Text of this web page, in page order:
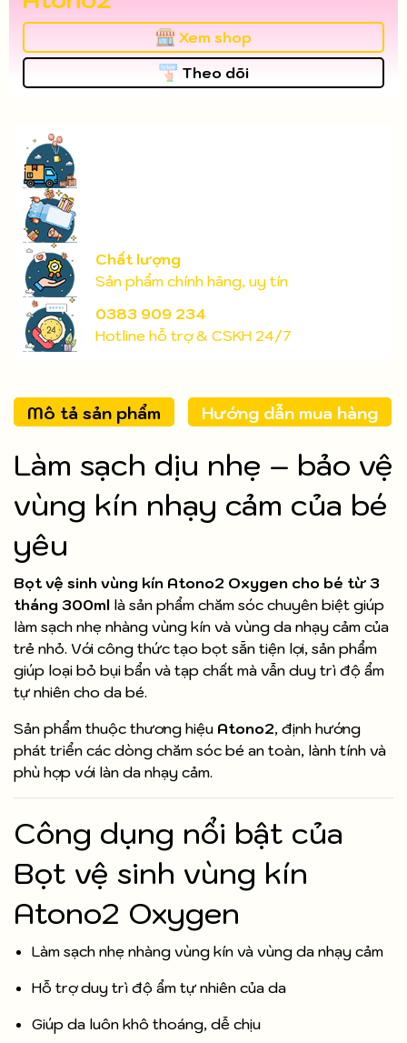
Xem shop
Theo dõi
Chất lượng
Sản phẩm chính hãng, uy tín
0383 909 234
Hotline hỗ trợ & CSKH 24/7
Mô tả sản phẩm Hướng dẫn mua hàng
Làm sạch dịu nhẹ – bảo vệ
vùng kín nhạy cảm của bé
yêu
Bọt vệ sinh vùng kín Atono2 Oxygen cho bé từ 3
tháng 300ml là sản phẩm chăm sóc chuyên biệt giúp
làm sạch nhẹ nhàng vùng kín và vùng da nhạy cảm của
trẻ nhỏ. Với công thức tạo bọt sẵn tiện lợi, sản phẩm
giúp loại bỏ bụi bẩn và tạp chất mà vẫn duy trì độ ẩm
tự nhiên cho da bé.
Sản phẩm thuộc thương hiệu Atono2, định hướng
phát triển các dòng chăm sóc bé an toàn, lành tính và
phù hợp với làn da nhạy cảm.
Công dụng nổi bật của
Bọt vệ sinh vùng kín
Atono2 Oxygen
Làm sạch nhẹ nhàng vùng kín và vùng da nhạy cảm
Hỗ trợ duy trì độ ẩm tự nhiên của da
Giúp da luôn khô thoáng, dễ chịu